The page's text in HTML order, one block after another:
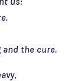
and the cure.